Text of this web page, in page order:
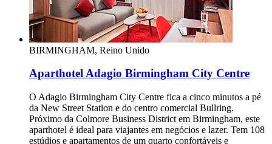
BIRMINGHAM, Reino Unido
Aparthotel Adagio Birmingham City Centre
O Adagio Birmingham City Centre fica a cinco minutos a pé
da New Street Station e do centro comercial Bullring.
Próximo da Colmore Business District em Birmingham, este
aparthotel é ideal para viajantes em negócios e lazer. Tem 108
estúdios e apartamentos de um quarto confortáveis e